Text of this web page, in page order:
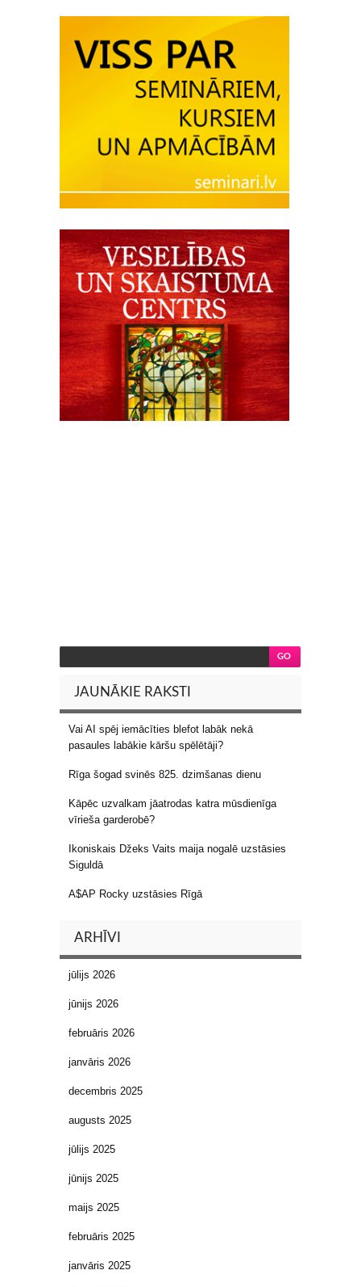
JAUNĀKIE RAKSTI
Vai AI spēj iemācīties blefot labāk nekā
pasaules labākie kāršu spēlētāji?
Rīga šogad svinēs 825. dzimšanas dienu
Kāpēc uzvalkam jāatrodas katra mūsdienīga
vīrieša garderobē?
Ikoniskais Džeks Vaits maija nogalē uzstāsies
Siguldā
A$AP Rocky uzstāsies Rīgā
ARHĪVI
jūlijs 2026
jūnijs 2026
februāris 2026
janvāris 2026
decembris 2025
augusts 2025
jūlijs 2025
jūnijs 2025
maijs 2025
februāris 2025
janvāris 2025